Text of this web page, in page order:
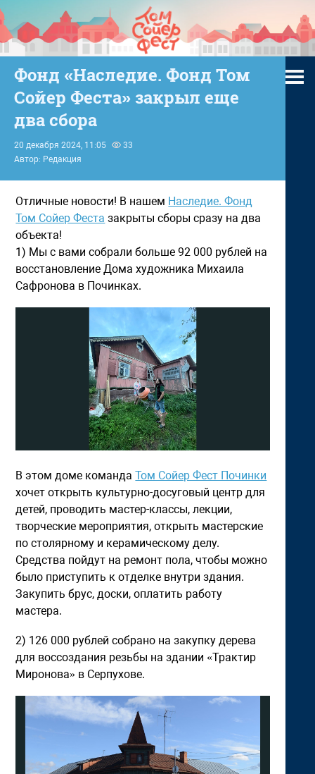
Фонд «Наследие. Фонд Том
Сойер Феста» закрыл еще
два сбора
20 декабря 2024, 11:05
33
Автор: Редакция
Отличные новости! В нашем Наследие. Фонд
Том Сойер Феста закрыты сборы сразу на два
объекта!
1) Мы с вами собрали больше 92 000 рублей на
восстановление Дома художника Михаила
Сафронова в Починках.
В этом доме командаТом Сойер Фест Починки
хочет открыть культурно-досуговый центр для
детей, проводить мастер-классы, лекции,
творческие мероприятия, открыть мастерские
по столярному и керамическому делу.
Средства пойдут на ремонт пола, чтобы можно
было приступить к отделке внутри здания.
Закупить брус, доски, оплатить работу
мастера.
2) 126 000 рублей собрано на закупку дерева
для воссоздания резьбы на здании «Трактир
Миронова» в Серпухове.